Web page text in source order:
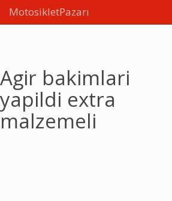
MotosikletPazarı
Agir bakimlari
yapildi extra
malzemeli